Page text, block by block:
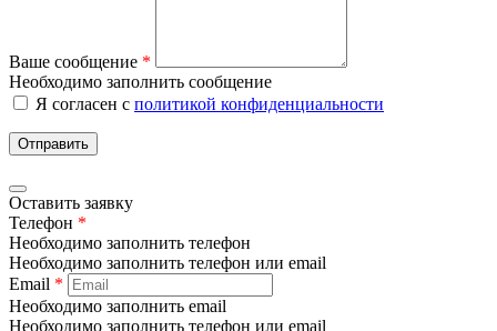
Ваше сообщение *
Необходимо заполнить сообщение
Я согласен с политикой конфиденциальности
Отправить
Оставить заявку
Телефон *
Необходимо заполнить телефон
Необходимо заполнить телефон или email
Email *
Необходимо заполнить email
Необходимо заполнить телефон или email